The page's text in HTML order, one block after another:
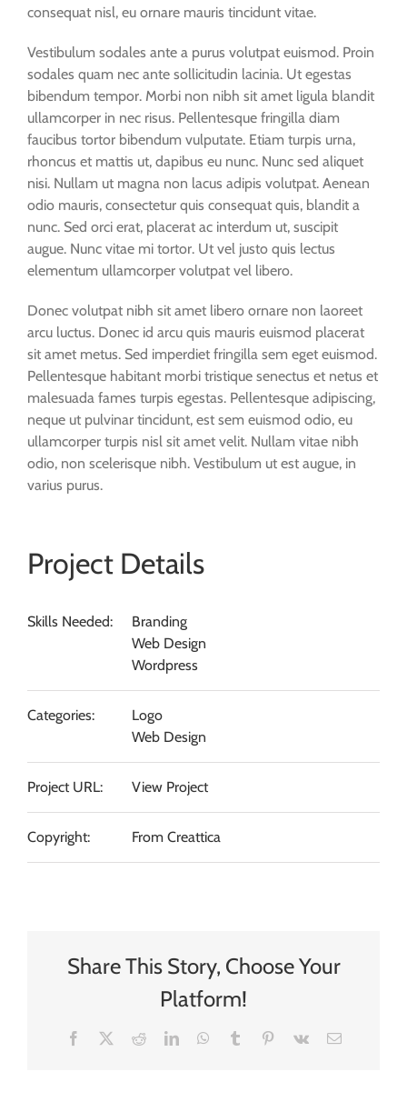
consequat nisl, eu ornare mauris tincidunt vitae.
Vestibulum sodales ante a purus volutpat euismod. Proin
sodales quam nec ante sollicitudin lacinia. Ut egestas
bibendum tempor. Morbi non nibh sit amet ligula blandit
ullamcorper in nec risus. Pellentesque fringilla diam
faucibus tortor bibendum vulputate. Etiam turpis urna,
rhoncus et mattis ut, dapibus eu nunc. Nunc sed aliquet
nisi. Nullam ut magna non lacus adipis volutpat. Aenean
odio mauris, consectetur quis consequat quis, blandit a
nunc. Sed orci erat, placerat ac interdum ut, suscipit
augue. Nunc vitae mi tortor. Ut vel justo quis lectus
elementum ullamcorper volutpat vel libero.
Donec volutpat nibh sit amet libero ornare non laoreet
arcu luctus. Donec id arcu quis mauris euismod placerat
sit amet metus. Sed imperdiet fringilla sem eget euismod.
Pellentesque habitant morbi tristique senectus et netus et
malesuada fames turpis egestas. Pellentesque adipiscing,
neque ut pulvinar tincidunt, est sem euismod odio, eu
ullamcorper turpis nisl sit amet velit. Nullam vitae nibh
odio, non scelerisque nibh. Vestibulum ut est augue, in
varius purus.
Project Details
Skills Needed:
Branding
Web Design
Wordpress
Categories:
Logo
Web Design
Project URL: View Project
Copyright: From Creattica
Share This Story, Choose Your
Platform!
Facebook RedditLinkedInWhatsApp
Tumblr Pinterest
Vk Email